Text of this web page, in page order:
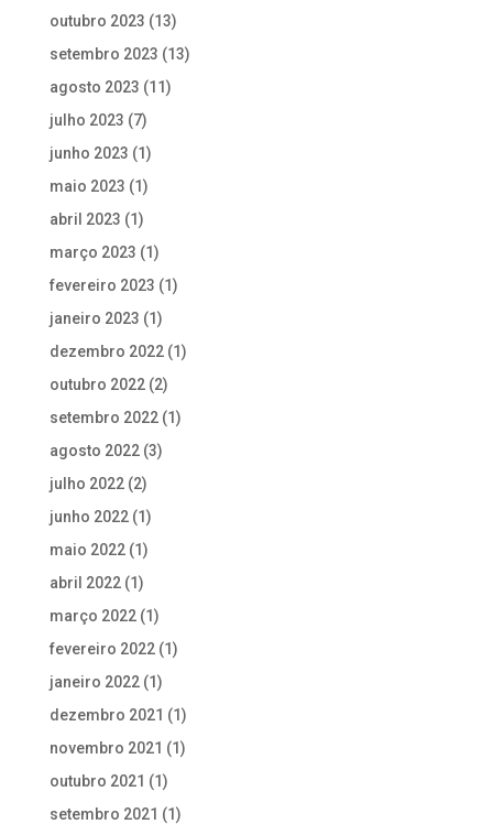
outubro 2023 (13)
setembro 2023 (13)
agosto 2023 (11)
julho 2023 (7)
junho 2023 (1)
maio 2023 (1)
abril 2023 (1)
março 2023 (1)
fevereiro 2023 (1)
janeiro 2023 (1)
dezembro 2022(1)
outubro 2022(2)
setembro 2022(1)
agosto 2022(3)
julho 2022(2)
junho 2022(1)
maio 2022(1)
abril 2022(1)
março 2022(1)
fevereiro 2022(1)
janeiro 2022(1)
dezembro 2021 (1)
novembro 2021 (1)
outubro 2021 (1)
setembro 2021 (1)